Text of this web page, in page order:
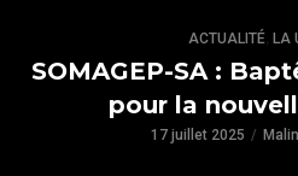
ACTUALITÉ, LA
SOMAGEP-SA :
pour la
17 juillet 2025